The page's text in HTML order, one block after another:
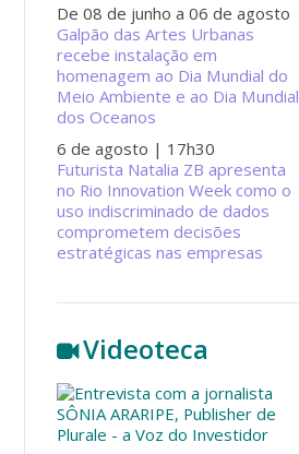
De 08 de junho a 06 de agosto
Galpão das Artes Urbanas
recebe instalação em
homenagem ao Dia Mundial do
Meio Ambiente e ao Dia Mundial
dos Oceanos
6 de agosto | 17h30
Futurista Natalia ZB apresenta
no Rio Innovation Week como o
uso indiscriminado de dados
comprometem decisões
estratégicas nas empresas
Videoteca